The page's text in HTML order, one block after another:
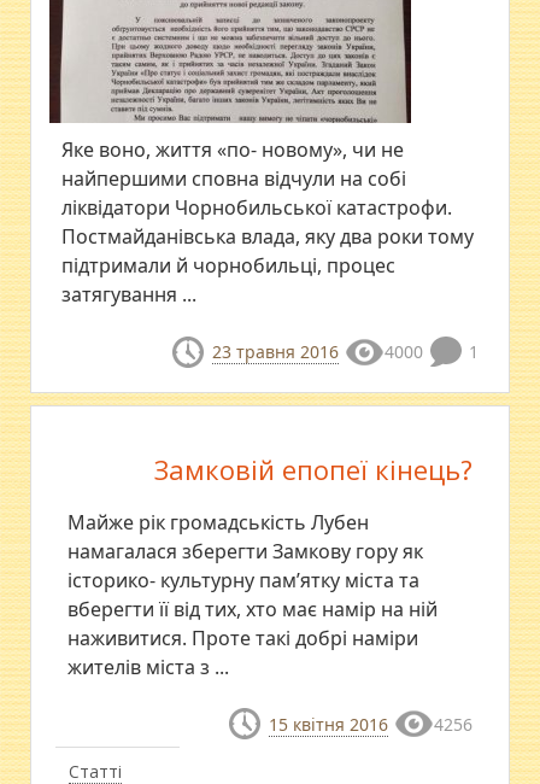
Яке воно, життя «по- новому», чи не
найпершими сповна відчули на собі
ліквідатори Чорнобильської катастрофи.
Постмайданівська влада, яку два роки тому
підтримали й чорнобильці, процес
затягування ...
23 травня 2016 4000 1
Статті
Замковій епопеї кінець?
Майже рік громадськість Лубен
намагалася зберегти Замкову гору як
історико- культурну пам’ятку міста та
вберегти її від тих, хто має намір на ній
наживитися. Проте такі добрі наміри
жителів міста з ...
15 квітня 2016 4256